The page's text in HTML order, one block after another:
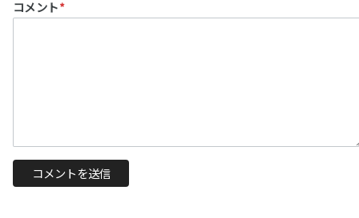
コメント*